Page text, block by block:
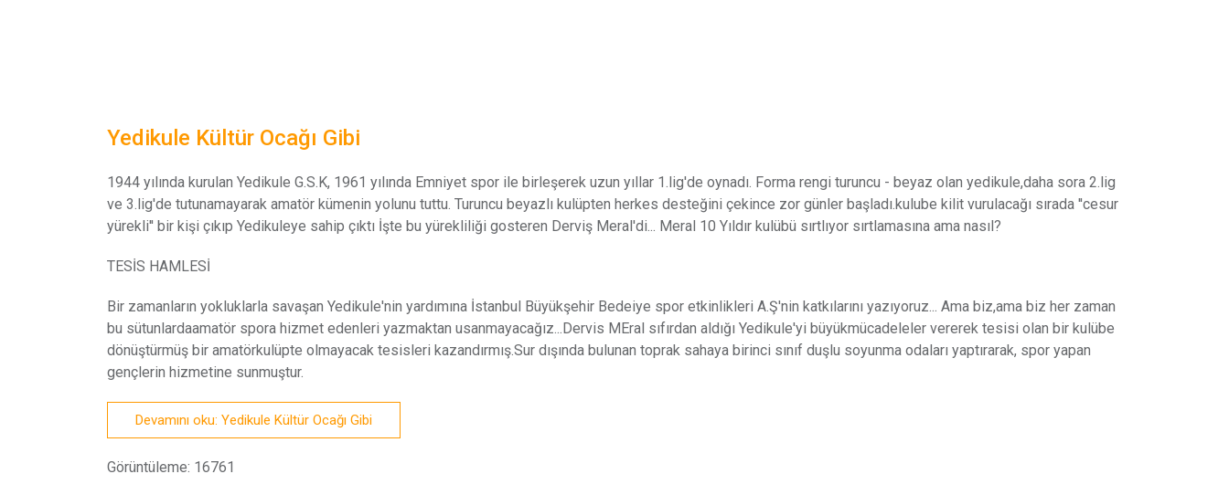
Yedikule Kültür Ocağı Gibi
1944 yılında kurulan Yedikule G.S.K, 1961 yılında Emniyet spor ile birleşerek uzun yıllar 1.lig'de oynadı. Forma rengi turuncu - beyaz olan yedikule,daha sora 2.lig
ve 3.lig'de tutunamayarak amatör kümenin yolunu tuttu. Turuncu beyazlı kulüpten herkes desteğini çekince zor günler başladı.kulube kilit vurulacağı sırada ''cesur
yürekli'' bir kişi çıkıp Yedikuleye sahip çıktı İşte bu yürekliliği gosteren Derviş Meral'di... Meral 10 Yıldır kulübü sırtlıyor sırtlamasına ama nasıl?
TESİS HAMLESİ
Bir zamanların yokluklarla savaşan Yedikule'nin yardımına İstanbul Büyükşehir Bedeiye spor etkinlikleri A.Ş'nin katkılarını yazıyoruz... Ama biz,ama biz her zaman
bu sütunlardaamatör spora hizmet edenleri yazmaktan usanmayacağız...Dervis MEral sıfırdan aldığı Yedikule'yi büyükmücadeleler vererek tesisi olan bir kulübe
dönüştürmüş bir amatörkulüpte olmayacak tesisleri kazandırmış.Sur dışında bulunan toprak sahaya birinci sınıf duşlu soyunma odaları yaptırarak, spor yapan
gençlerin hizmetine sunmuştur.
Devamını oku: Yedikule Kültür Ocağı Gibi
Görüntüleme: 16761